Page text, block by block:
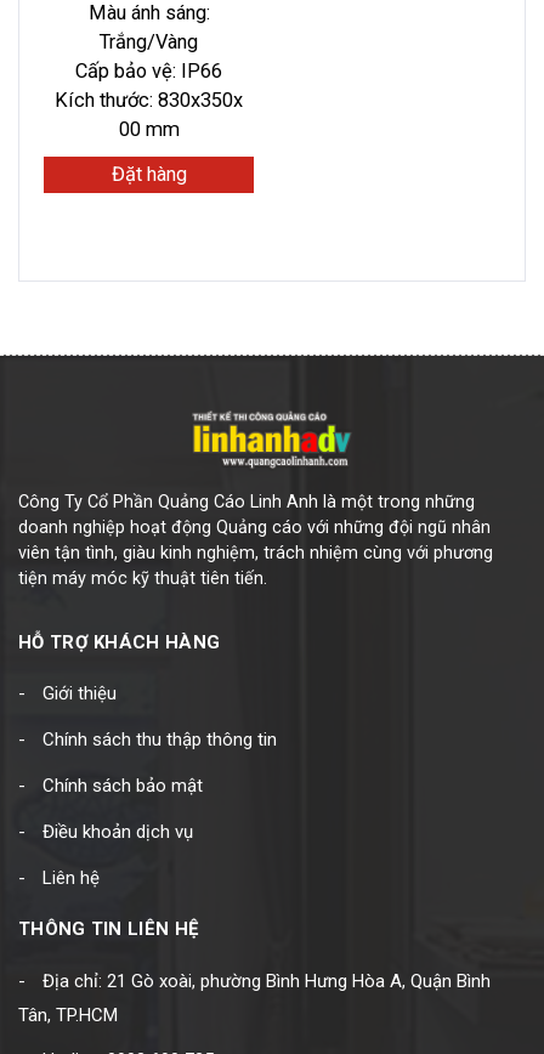
Màu ánh sáng:
Trắng/Vàng
Cấp bảo vệ: IP66
Kích thước: 830x350x
00 mm
Đặt hàng
Công Ty Cổ Phần Quảng Cáo Linh Anh là một trong những
doanh nghiệp hoạt động Quảng cáo với những đội ngũ nhân
viên tận tình, giàu kinh nghiệm, trách nhiệm cùng với phương
tiện máy móc kỹ thuật tiên tiến.
HỖ TRỢ KHÁCH HÀNG
Giới thiệu
Chính sách thu thập thông tin
Chính sách bảo mật
Điều khoản dịch vụ
Liên hệ
THÔNG TIN LIÊN HỆ
Địa chỉ: 21 Gò xoài, phường Bình Hưng Hòa A, Quận Bình
Tân, TP.HCM